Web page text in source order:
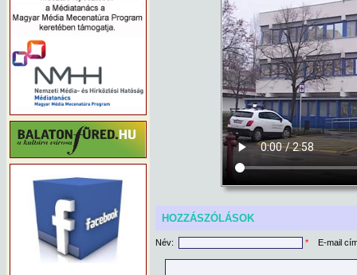
HOZZÁSZÓLÁSOK
Név: * E-mail